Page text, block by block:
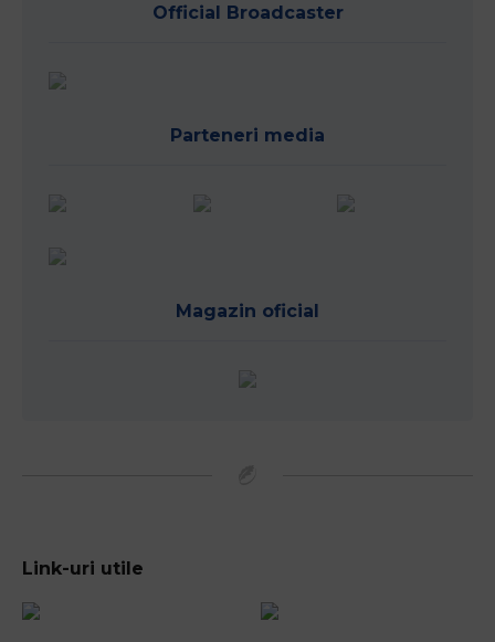
Official Broadcaster
Parteneri media
Magazin oficial
Link-uri utile